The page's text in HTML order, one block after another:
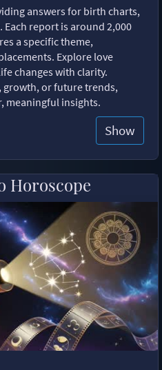
answers for birth charts,
report is around 2,000
a specific theme,
Explore love
changes with clarity.
or future trends,
meaningful insights.
Show
Horoscope